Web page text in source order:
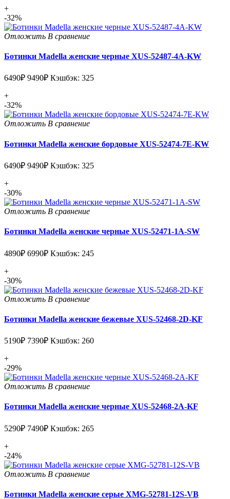
+
-32%
Отложить В сравнение
Ботинки Madella женские черные XUS-52487-4A-KW
6490₽ 9490₽ Кэшбэк: 325
+
-32%
Отложить В сравнение
Ботинки Madella женские бордовые XUS-52474-7E-KW
6490₽ 9490₽ Кэшбэк: 325
+
-30%
Отложить В сравнение
Ботинки Madella женские черные XUS-52471-1A-SW
4890₽ 6990₽ Кэшбэк: 245
+
-30%
Отложить В сравнение
Ботинки Madella женские бежевые XUS-52468-2D-KF
5190₽ 7390₽ Кэшбэк: 260
+
-29%
Отложить В сравнение
Ботинки Madella женские черные XUS-52468-2A-KF
5290₽ 7490₽ Кэшбэк: 265
+
-24%
Отложить В сравнение
Ботинки Madella женские серые XMG-52781-12S-VB